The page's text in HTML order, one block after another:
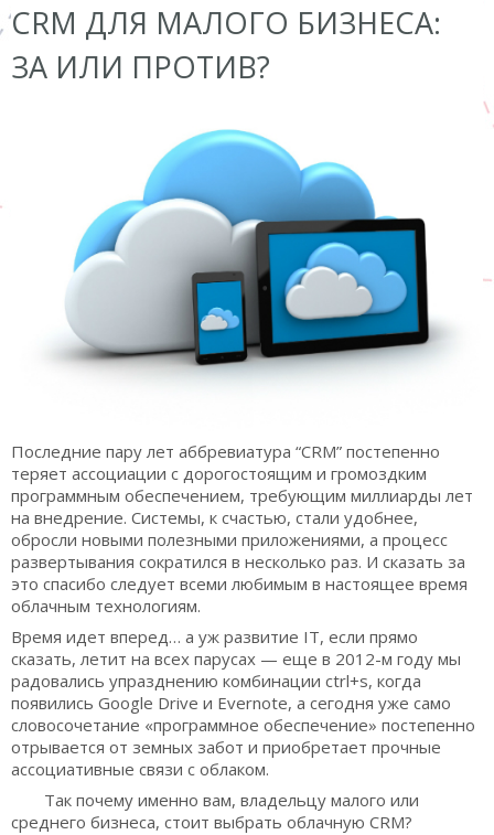
CRM ДЛЯ МАЛОГО БИЗНЕСА:
ЗА ИЛИ ПРОТИВ?
Последние пару лет аббревиатура “CRM” постепенно
теряет ассоциации с дорогостоящим и громоздким
программным обеспечением, требующим миллиарды лет
на внедрение. Системы, к счастью, стали удобнее,
обросли новыми полезными приложениями, а процесс
развертывания сократился в несколько раз. И сказать за
это спасибо следует всеми любимым в настоящее время
облачным технологиям.
Время идет вперед… а уж развитие IT, если прямо
сказать, летит на всех парусах — еще в 2012-м году мы
радовались упразднению комбинации ctrl+s, когда
появились Google Drive и Evernote, а сегодня уже само
словосочетание «программное обеспечение» постепенно
отрывается от земных забот и приобретает прочные
ассоциативные связи с облаком.
Так почему именно вам, владельцу малого или
среднего бизнеса, стоит выбрать облачную CRM?